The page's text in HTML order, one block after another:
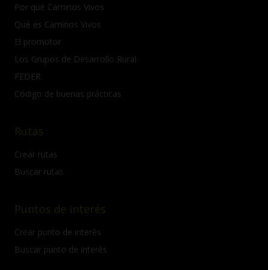
Por qué Caminos Vivos
Qué es Caminos Vivos
El promotor
Los Grupos de Desarrollo Rural
FEDER
Código de buenas prácticas
Rutas
Crear rutas
Buscar rutas
Puntos de interés
Crear punto de interés
Buscar punto de interés